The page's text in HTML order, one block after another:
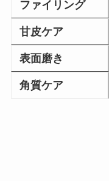
ファイリング
甘皮ケア
表面磨き
角質ケア